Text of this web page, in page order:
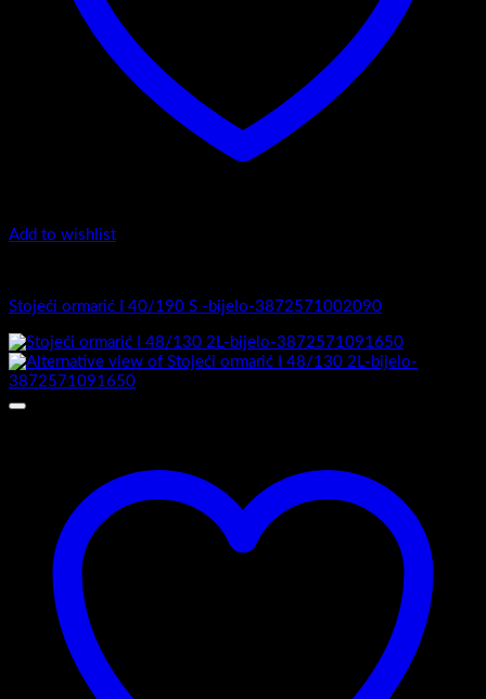
Add to wishlist
Stojeći ormarić I 40/190 S -bijelo-3872571002090